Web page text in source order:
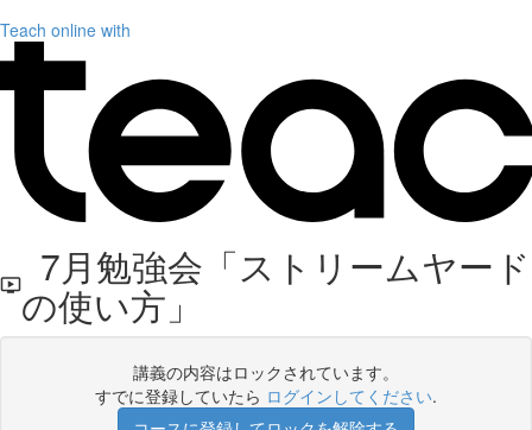
Teach online with
7月勉強会「ストリームヤード
の使い方」
講義の内容はロックされています。
すでに登録していたら ログインしてください.